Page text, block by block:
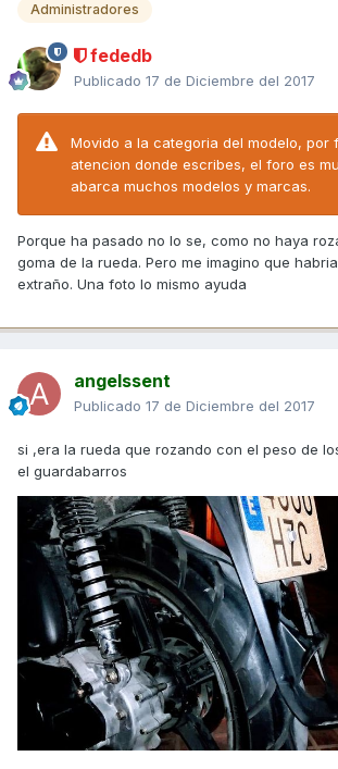
Administradores
fededb
Publicado 17 de Diciembre del 2017
Movido a la categoria del modelo, por
atencion donde escribes, el foro es
abarca muchos modelos y marcas.
Porque ha pasado no lo se, como no haya
goma de la rueda. Pero me imagino que
extraño. Una foto lo mismo ayuda
angelssent
Publicado 17 de Diciembre del 2017
si ,era la rueda que rozando con el peso de
el guardabarros